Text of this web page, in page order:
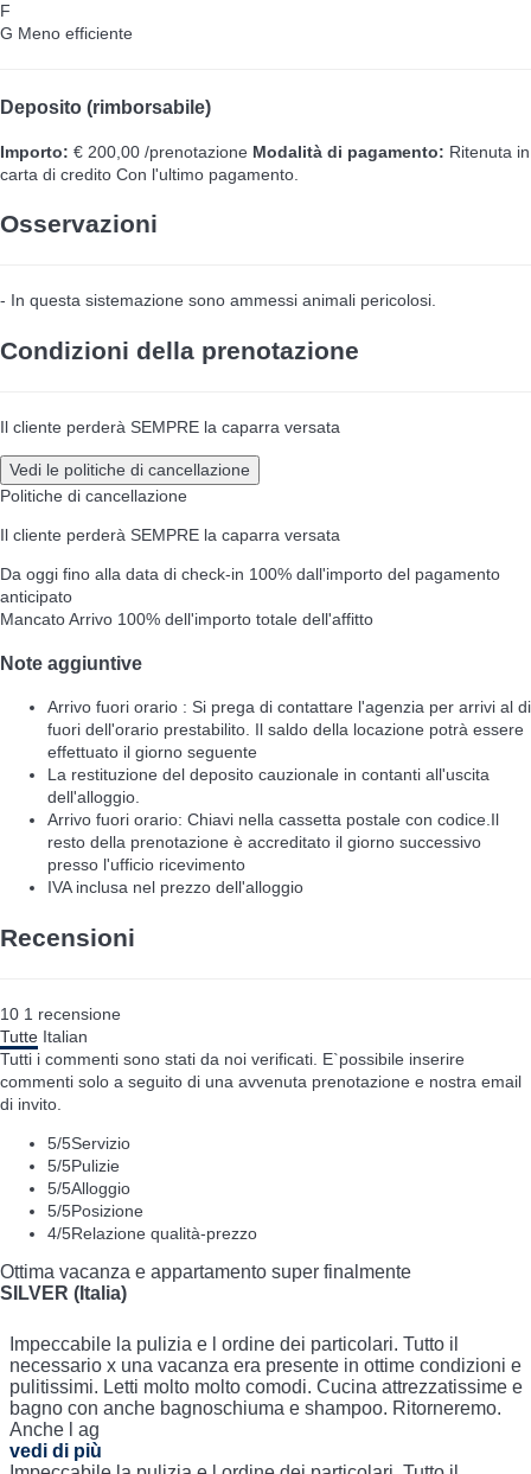
F
G Meno efficiente
Deposito (rimborsabile)
Importo: € 200,00 /prenotazione Modalità di pagamento: Ritenuta in
carta di credito Con l'ultimo pagamento.
Osservazioni
- In questa sistemazione sono ammessi animali pericolosi.
Condizioni della prenotazione
Il cliente perderà SEMPRE la caparra versata
Vedi le politiche di cancellazione
Politiche di cancellazione
Il cliente perderà SEMPRE la caparra versata
Da oggi fino alla data di check-in 100% dall'importo del pagamento
anticipato
Mancato Arrivo 100% dell'importo totale dell'affitto
Note aggiuntive
Arrivo fuori orario : Si prega di contattare l'agenzia per arrivi al di
fuori dell'orario prestabilito. Il saldo della locazione potrà essere
effettuato il giorno seguente
La restituzione del deposito cauzionale in contanti all'uscita
dell'alloggio.
Arrivo fuori orario: Chiavi nella cassetta postale con codice.Il
resto della prenotazione è accreditato il giorno successivo
presso l'ufficio ricevimento
IVA inclusa nel prezzo dell'alloggio
Recensioni
10 1 recensione
Tutte Italian
Tutti i commenti sono stati da noi verificati. E`possibile inserire
commenti solo a seguito di una avvenuta prenotazione e nostra email
di invito.
5/5Servizio
5/5Pulizie
5/5Alloggio
5/5Posizione
4/5Relazione qualità-prezzo
Ottima vacanza e appartamento super finalmente
SILVER (Italia)
Impeccabile la pulizia e l ordine dei particolari. Tutto il
necessario x una vacanza era presente in ottime condizioni e
pulitissimi. Letti molto molto comodi. Cucina attrezzatissime e
bagno con anche bagnoschiuma e shampoo. Ritorneremo.
Anche l ag
vedi di più